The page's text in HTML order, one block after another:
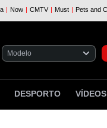
DESPORTO VÍDEOS